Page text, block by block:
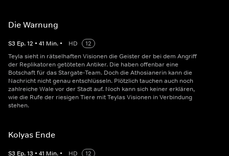
Die Warnung
S3 Ep.12 • 41 Min. • HD
12
Teyla sieht in rätselhaften Visionen die Geister der bei dem Angriff
der Replikatoren getöteten Antiker. Die haben offenbar eine
Botschaft für das Stargate-Team. Doch die Athosianerin kann die
Nachricht nicht genau entschlüsseln. Plötzlich tauchen auch noch
zahlreiche Wale vor der Stadt auf. Noch kann sich keiner erklären,
wie die Rufe der riesigen Tiere mit Teylas Visionen in Verbindung
stehen.
Kolyas Ende
S3 Ep.13 • 41 Min. • HD
12